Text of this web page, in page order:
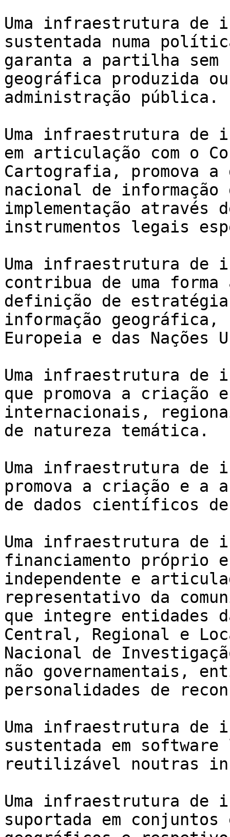
Uma infraestrutura de
sustentada numa
garanta a partilha sem
geográfica produzida
administração pública.
Uma infraestrutura de
em articulação com o
Cartografia, promova
nacional de
implementação através
instrumentos legais
Uma infraestrutura de
contribua de uma
definição de
informação geográfica,
Europeia e das Nações
Uma infraestrutura de
que promova a criação
internacionais,
de natureza temática.
Uma infraestrutura de
promova a criação e a
de dados científicos
Uma infraestrutura de
financiamento próprio e
independente e
representativo da
que integre entidades
Central, Regional e
Nacional de
não governamentais,
personalidades de
Uma infraestrutura de
sustentada em
reutilizável noutras
Uma infraestrutura de
suportada em